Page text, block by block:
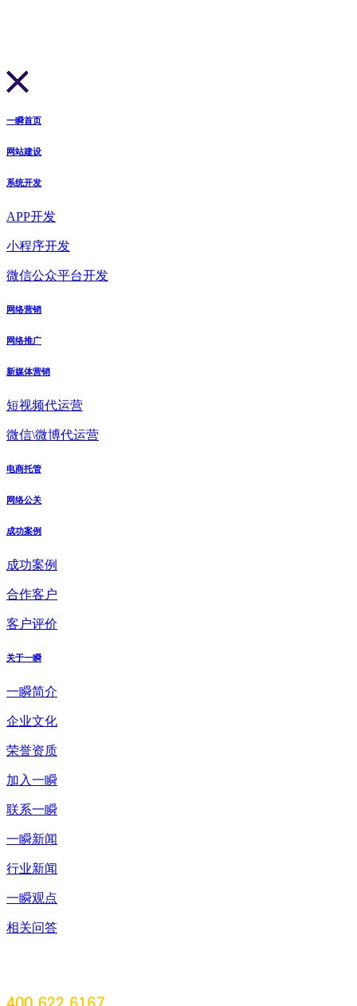
一瞬首页
网站建设
系统开发
APP开发
小程序开发
微信公众平台开发
网络营销
网络推广
新媒体营销
短视频代运营
微信\微博代运营
电商托管
网络公关
成功案例
成功案例
合作客户
客户评价
关于一瞬
一瞬简介
企业文化
荣誉资质
加入一瞬
联系一瞬
一瞬新闻
行业新闻
一瞬观点
相关问答